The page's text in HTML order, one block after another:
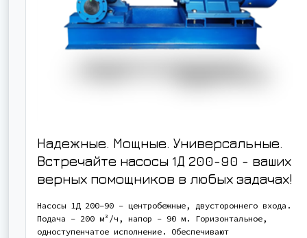
Надежные. Мощные. Универсальные.
Встречайте насосы 1Д 200-90 - ваших
верных помощников в любых задачах!
Насосы 1Д 200-90 - центробежные, двустороннего входа.
Подача - 200 м³/ч, напор - 90 м. Горизонтальное,
одноступенчатое исполнение. Обеспечивают